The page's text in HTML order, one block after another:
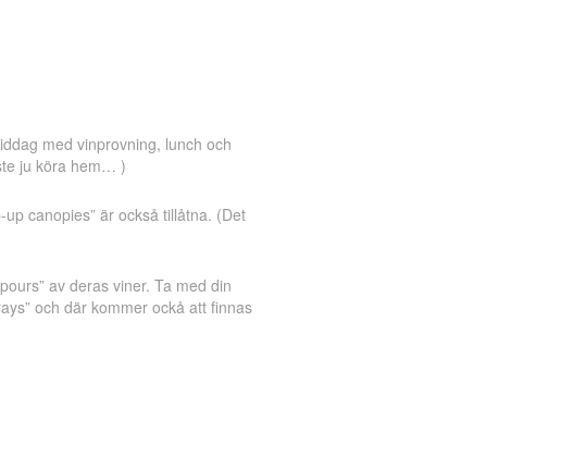
med vinprovning, lunch och
ju köra hem… )
canopies” är också tillåtna. (Det
av deras viner. Ta med din
och där kommer ockå att finnas